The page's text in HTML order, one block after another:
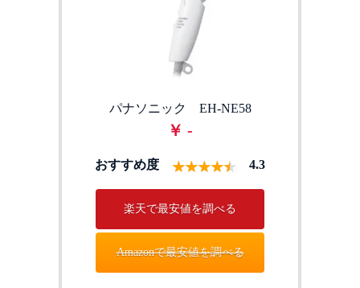
パナソニック EH-NE58
￥ -
おすすめ度 4.3
楽天で最安値を調べる
Amazonで最安値を調べる